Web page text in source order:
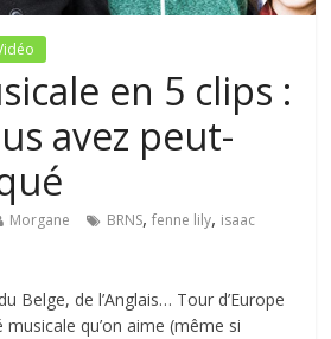
en 5 clips :
avez peut-
Morgane BRNS,fenne lily, isaac
Belge, de l’Anglais… Tour d’Europe
musicale qu’on aime (même si